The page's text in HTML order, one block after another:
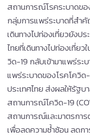
สถานการณ์โรคระบาดขอ
กลุ่มการแพร่ระบาดที่สำ
เดินทางไปท่องเที่ยวยังป
ไทยที่เดินทางไปท่องเที่ยว
วิด-19 กลับเข้ามาแพร่ระ
แพร่ระบาดของโรคโควิด
ประเทศไทย ส่งผลให้รัฐ
สถานการณ์โควิด-19
สถานการณ์และมาตรการ
เพื่อลดความซ้ำซ้อน ลดก